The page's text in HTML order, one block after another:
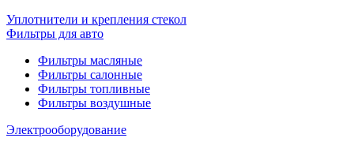
Уплотнители и крепления стекол
Фильтры для авто
Фильтры масляные
Фильтры салонные
Фильтры топливные
Фильтры воздушные
Электрооборудование